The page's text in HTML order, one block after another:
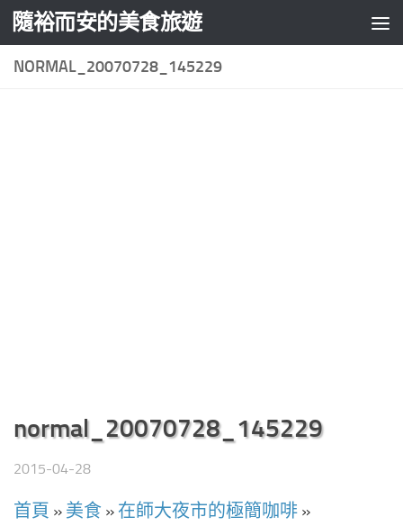
Skip to content
隨裕而安的美食旅遊
NORMAL_20070728_145229
normal_20070728_145229
2015-04-28
首頁 » 美食 » 在師大夜市的極簡咖啡 »